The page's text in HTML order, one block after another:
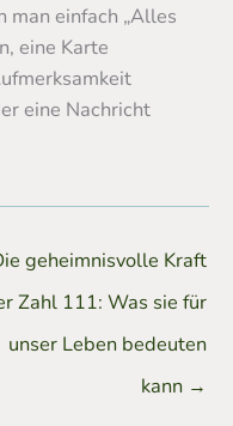
man einfach „Alles
eine Karte
eine Nachricht
geheimnisvolle Kraft
Zahl 111: Was sie für
unser Leben bedeuten
kann →